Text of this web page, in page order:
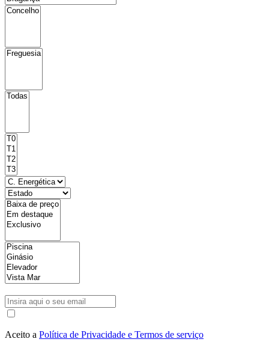
Aceito a Política de Privacidade e Termos de serviço